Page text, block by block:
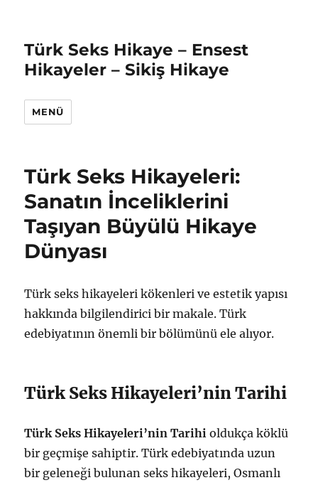
Türk Seks Hikaye – Ensest
Hikayeler – Sikiş Hikaye
MENÜ
Türk Seks Hikayeleri:
Sanatın İnceliklerini
Taşıyan Büyülü Hikaye
Dünyası
Türk seks hikayeleri kökenleri ve estetik yapısı
hakkında bilgilendirici bir makale. Türk
edebiyatının önemli bir bölümünü ele alıyor.
Türk Seks Hikayeleri’nin Tarihi
Türk Seks Hikayeleri’nin Tarihi oldukça köklü
bir geçmişe sahiptir. Türk edebiyatında uzun
bir geleneği bulunan seks hikayeleri, Osmanlı